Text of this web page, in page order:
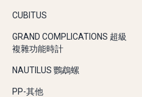
CUBITUS
GRAND COMPLICATIONS 超級
複雜功能時計
NAUTILUS 鸚鵡螺
PP-其他